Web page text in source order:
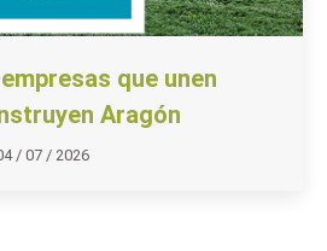
que unen
Aragón
/ 07 / 2026